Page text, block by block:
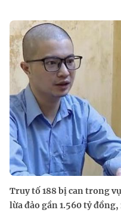
Truy tố 188 bị can trong
lừa đảo gần 1.560 tỷ